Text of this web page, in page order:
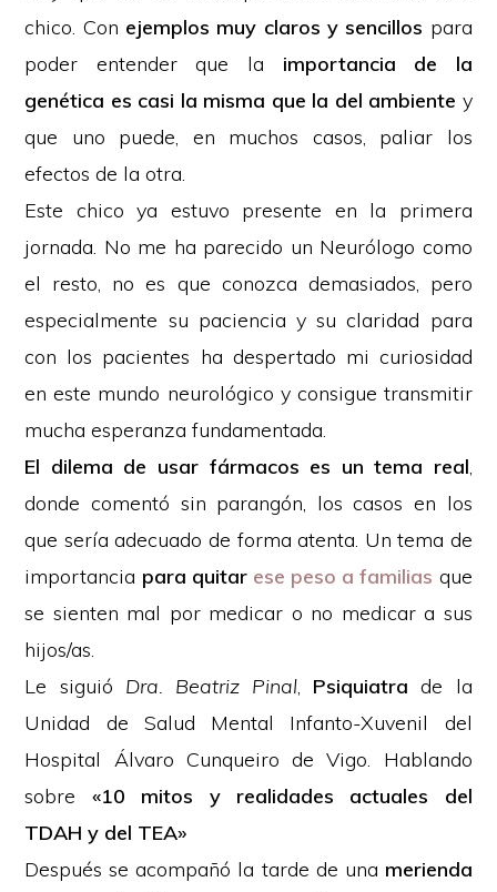
chico. Con ejemplos muy claros y sencillos para
poder entender que la importancia de la
genética es casi la misma que la del ambiente y
que uno puede, en muchos casos, paliar los
efectos de la otra.
Este chico ya estuvo presente en la primera
jornada. No me ha parecido un Neurólogo como
el resto, no es que conozca demasiados, pero
especialmente su paciencia y su claridad para
con los pacientes ha despertado mi curiosidad
en este mundo neurológico y consigue transmitir
mucha esperanza fundamentada.
El dilema de usar fármacos es un tema real,
donde comentó sin parangón, los casos en los
que sería adecuado de forma atenta. Un tema de
importancia para quitarese peso a familias que
se sienten mal por medicar o no medicar a sus
hijos/as.
Le siguió Dra. Beatriz Pinal, Psiquiatra de la
Unidad de Salud Mental Infanto-Xuvenil del
Hospital Álvaro Cunqueiro de Vigo. Hablando
sobre «10 mitos y realidades actuales del
TDAH y del TEA»
Después se acompañó la tarde de una merienda